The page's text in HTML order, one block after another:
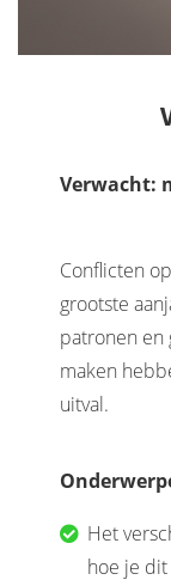
Verwacht:
Conflicten
grootste
patronen en
maken
uitval.
Het
hoe je